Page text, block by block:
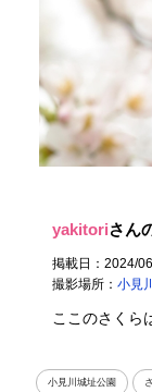
yakitoriさん
掲載日：2024/
撮影場所：小見
ここのさくら
小見川城址公園